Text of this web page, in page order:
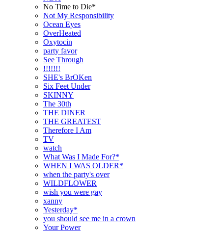
No Time to Die*
Not My Responsibility
Ocean Eyes
OverHeated
Oxytocin
party favor
See Through
!!!!!!!
SHE's BrOKen
Six Feet Under
SKINNY
The 30th
THE DINER
THE GREATEST
Therefore I Am
TV
watch
What Was I Made For?*
WHEN I WAS OLDER*
when the party's over
WILDFLOWER
wish you were gay
xanny
Yesterday*
you should see me in a crown
Your Power